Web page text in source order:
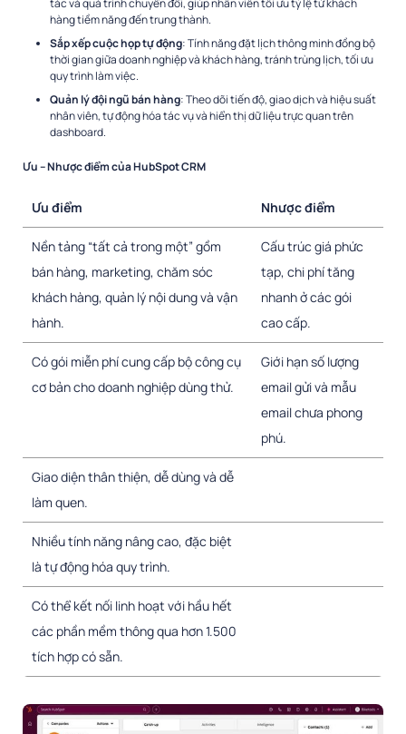
hàng tiềm năng đến trung thành.
Sắp xếp cuộc họp tự động: Tính năng đặt lịch thông minh đồng bộ
thời gian giữa doanh nghiệp và khách hàng, tránh trùng lịch, tối ưu
quy trình làm việc.
Quản lý đội ngũ bán hàng: Theo dõi tiến độ, giao dịch và hiệu suất
nhân viên, tự động hóa tác vụ và hiển thị dữ liệu trực quan trên
dashboard.
Ưu – Nhược điểm của HubSpot CRM
Ưu điểm Nhược điểm
Nền tảng “tất cả trong một” gồm
bán hàng, marketing, chăm sóc
khách hàng, quản lý nội dung và vận
hành.
Cấu trúc giá phức
tạp, chi phí tăng
nhanh ở các gói
cao cấp.
Có gói miễn phí cung cấp bộ công cụ
cơ bản cho doanh nghiệp dùng thử.
Giới hạn số lượng
email gửi và mẫu
email chưa phong
phú.
Giao diện thân thiện, dễ dùng và dễ
làm quen.
Nhiều tính năng nâng cao, đặc biệt
là tự động hóa quy trình.
Có thể kết nối linh hoạt với hầu hết
các phần mềm thông qua hơn 1.500
tích hợp có sẵn.